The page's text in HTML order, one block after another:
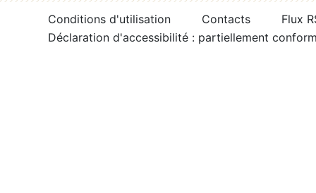
Conditions d'utilisation Contacts
Flux
Déclaration d'accessibilité : partiellement